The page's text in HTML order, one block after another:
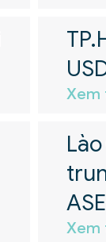
Xem
Xem